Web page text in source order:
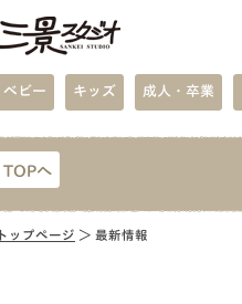
ベビー キッズ 成人・卒業
TOPへ
トップページ ＞ 最新情報